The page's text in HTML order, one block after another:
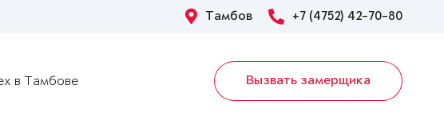
Тамбов +7 (4752) 42-70-80
в Тамбове Вызвать замерщика